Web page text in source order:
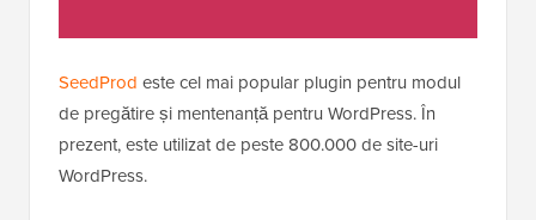
SeedProd este cel mai popular plugin pentru modul
de pregătire și mentenanță pentru WordPress. În
prezent, este utilizat de peste 800.000 de site-uri
WordPress.